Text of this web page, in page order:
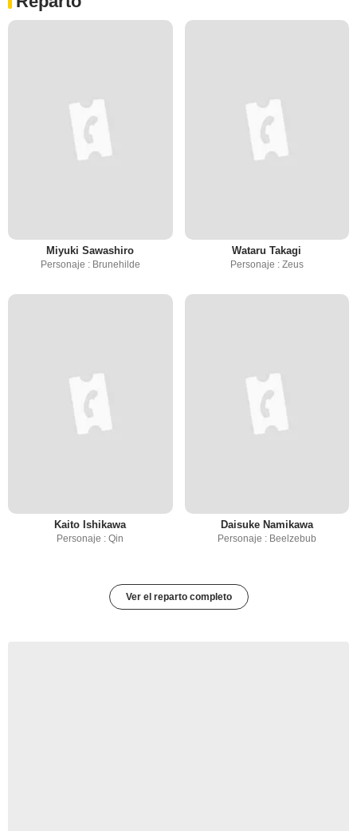
Miyuki Sawashiro
Personaje : Brunehilde
Wataru Takagi
Personaje : Zeus
Kaito Ishikawa
Personaje : Qin
Daisuke Namikawa
Personaje : Beelzebub
Ver el reparto completo